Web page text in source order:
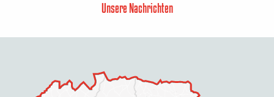
Unsere Nachrichten